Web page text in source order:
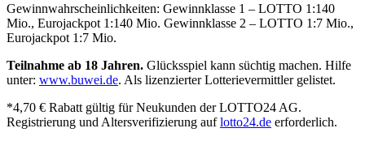
Gewinnwahrscheinlichkeiten: Gewinnklasse 1 – LOTTO 1:140
Mio., Eurojackpot 1:140 Mio. Gewinnklasse 2 – LOTTO 1:7 Mio.,
Eurojackpot 1:7 Mio.
Teilnahme ab 18 Jahren. Glücksspiel kann süchtig machen. Hilfe
unter: www.buwei.de. Als lizenzierter Lotterievermittler gelistet.
*4,70 € Rabatt gültig für Neukunden der LOTTO24 AG.
Registrierung und Altersverifizierung auflotto24.de erforderlich.